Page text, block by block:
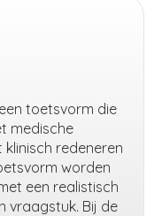
toetsvorm die
medische
redeneren
worden
een realistisch
vraagstuk. Bij de